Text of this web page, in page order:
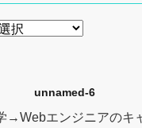
unnamed-6
→Webエンジニアのキ